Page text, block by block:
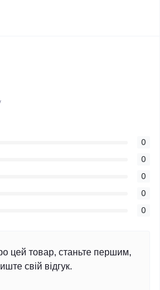
0
0
0
0
0
цей товар, станьте першим,
свій відгук.